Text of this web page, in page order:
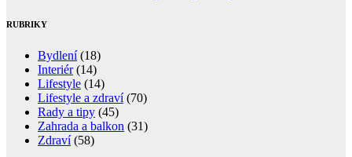
RUBRIKY
Bydlení(18)
Interiér(14)
Lifestyle (14)
Lifestyle a zdraví(70)
Rady a tipy (45)
Zahrada a balkon (31)
Zdraví(58)